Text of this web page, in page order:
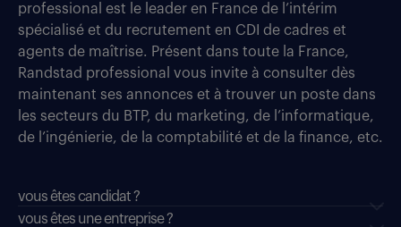
professional est le leader en France de l’intérim
spécialisé et du recrutement en CDI de cadres et
agents de maîtrise. Présent dans toute la France,
Randstad professional vous invite à consulter dès
maintenant ses annonces et à trouver un poste dans
les secteurs du BTP, du marketing, de l’informatique,
de l’ingénierie, de la comptabilité et de la finance, etc.
vous êtes candidat ?
vous êtes une entreprise ?